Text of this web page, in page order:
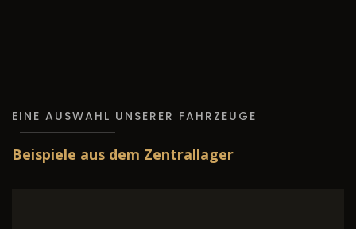
EINE AUSWAHL UNSERER FAHRZEUGE
Beispiele aus dem Zentrallager